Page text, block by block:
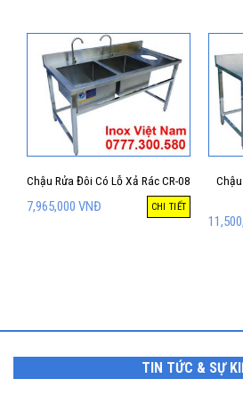
Chậu Rửa Đôi Có Lỗ Xả Rác CR-08
7,965,000 VNĐ CHI TIẾT
TIN TỨC & SỰ